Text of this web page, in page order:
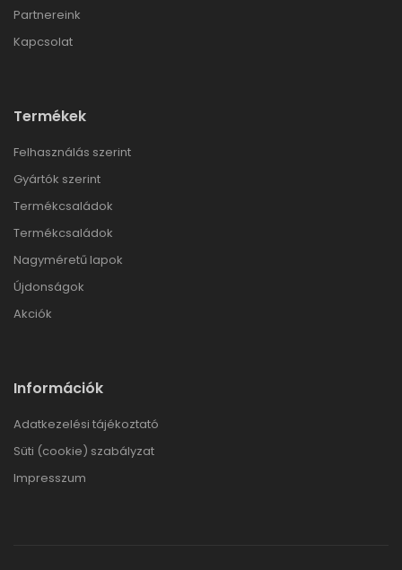
Partnereink
Kapcsolat
Termékek
Felhasználás szerint
Gyártók szerint
Termékcsaládok
Termékcsaládok
Nagyméretű lapok
Újdonságok
Akciók
Információk
Adatkezelési tájékoztató
Süti (cookie) szabályzat
Impresszum